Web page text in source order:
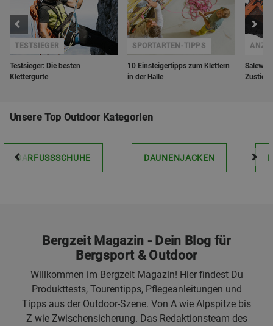
Testsieger: Die besten
Klettergurte
TESTSIEGER
10 Einsteigertipps zum Klettern
in der Halle
SPORTARTEN-TIPPS
Salewa
Unsere Top Outdoor Kategorien
BARFUSSSCHUHE DAUNENJACKEN
Bergzeit Magazin - Dein Blog für
Bergsport & Outdoor
Willkommen im Bergzeit Magazin! Hier findest Du
Produkttests, Tourentipps, Pflegeanleitungen und
Tipps aus der Outdoor-Szene. Von A wie Alpspitze bis
Z wie Zwischensicherung. Das Redaktionsteam des